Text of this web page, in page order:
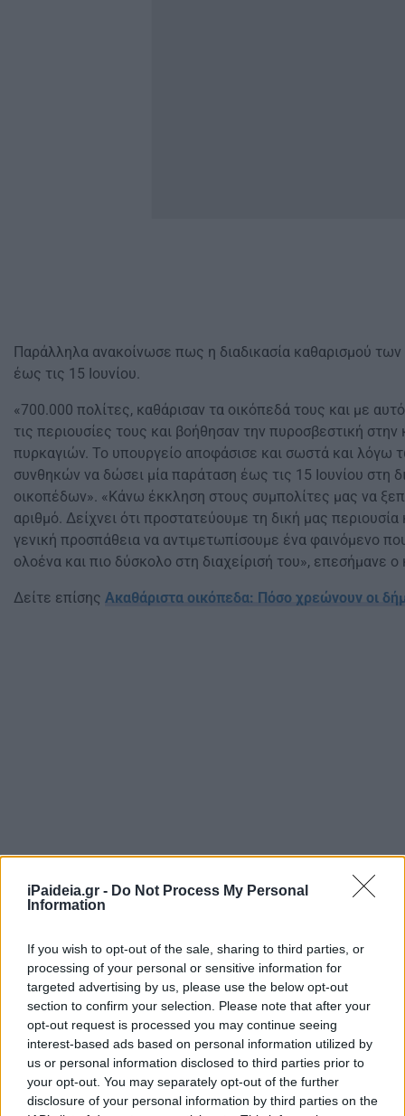
iPaideia.gr - Do Not Process My Personal
Information
If you wish to opt-out of the sale, sharing to third parties, or
processing of your personal or sensitive information for
targeted advertising by us, please use the below opt-out
section to confirm your selection. Please note that after your
opt-out request is processed you may continue seeing
interest-based ads based on personal information utilized by
us or personal information disclosed to third parties prior to
your opt-out. You may separately opt-out of the further
disclosure of your personal information by third parties on the
Παράλληλα ανακοίνωσε πως η διαδικασία καθαρισμού
έως τις 15 Ιουνίου.
«700.000 πολίτες, καθάρισαν τα οικόπεδά τους και με
τις περιουσίες τους και βοήθησαν την πυροσβεστική
πυρκαγιών. Το υπουργείο αποφάσισε και σωστά και λόγω
συνθηκών να δώσει μία παράταση έως τις 15 Ιουνίου στη
οικοπέδων». «Κάνω έκκληση στους συμπολίτες μας να
αριθμό. Δείχνει ότι προστατεύουμε τη δική μας
γενική προσπάθεια να αντιμετωπίσουμε ένα φαινόμενο
ολοένα και πιο δύσκολο στη διαχείρισή του», επεσήμανε
Δείτε επίσης Ακαθάριστα οικόπεδα: Πόσο χρεώνουν οι
Ακολουθείστε το iPaideia.gr στο
Tελευταίες Ειδήσειςγια την Παιδεία και την